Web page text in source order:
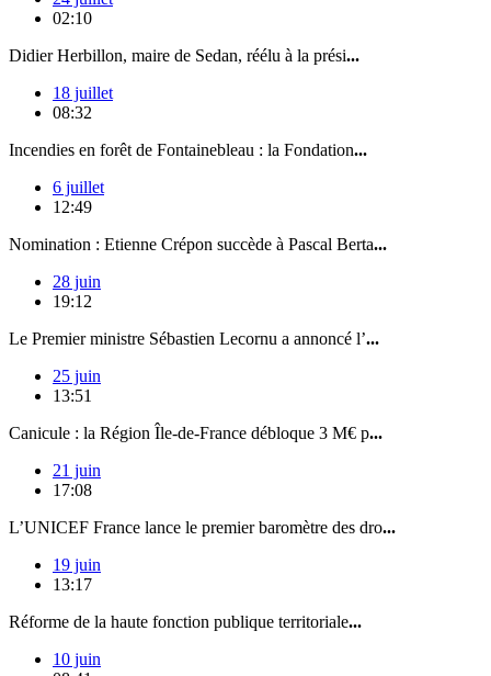
02:10
Didier Herbillon, maire de Sedan, réélu à la prési...
18 juillet
08:32
Incendies en forêt de Fontainebleau : la Fondation...
6 juillet
12:49
Nomination : Etienne Crépon succède à Pascal Berta...
28 juin
19:12
Le Premier ministre Sébastien Lecornu a annoncé l’...
25 juin
13:51
Canicule : la Région Île-de-France débloque 3 M€ p...
21 juin
17:08
L’UNICEF France lance le premier baromètre des dro...
19 juin
13:17
Réforme de la haute fonction publique territoriale...
10 juin